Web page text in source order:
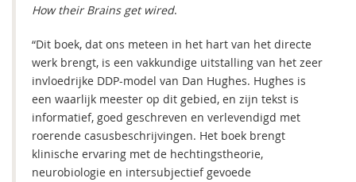
How their Brains get wired.
“Dit boek, dat ons meteen in het hart van het directe
werk brengt, is een vakkundige uitstalling van het zeer
invloedrijke DDP-model van Dan Hughes. Hughes is
een waarlijk meester op dit gebied, en zijn tekst is
informatief, goed geschreven en verlevendigd met
roerende casusbeschrijvingen. Het boek brengt
klinische ervaring met de hechtingstheorie,
neurobiologie en intersubjectief gevoede